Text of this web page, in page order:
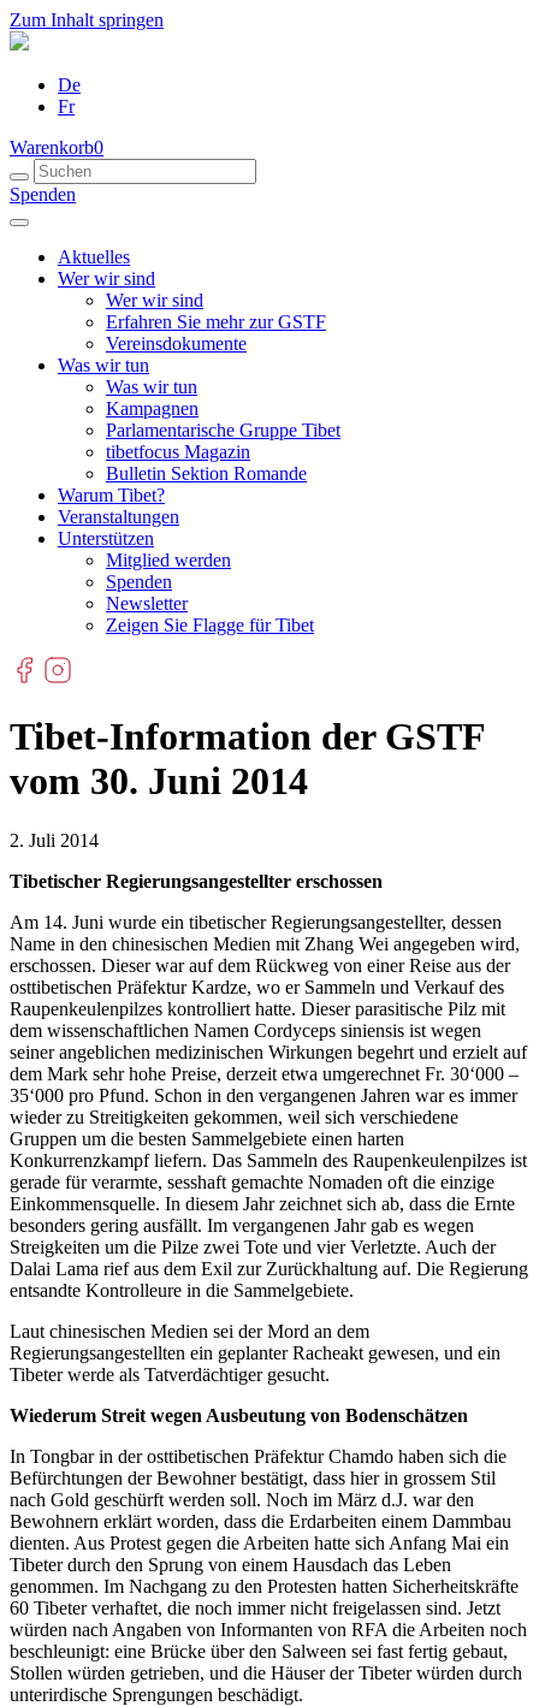
Zum Inhalt springen
De
Fr
Warenkorb0
Spenden
Aktuelles
Wer wir sind
Wer wir sind
Erfahren Sie mehr zur GSTF
Vereinsdokumente
Was wir tun
Was wir tun
Kampagnen
Parlamentarische Gruppe Tibet
tibetfocus Magazin
Bulletin Sektion Romande
Warum Tibet?
Veranstaltungen
Unterstützen
Mitglied werden
Spenden
Newsletter
Zeigen Sie Flagge für Tibet
Tibet-Information der GSTF
vom 30. Juni 2014
2. Juli 2014
Tibetischer Regierungsangestellter erschossen
Am 14. Juni wurde ein tibetischer Regierungsangestellter, dessen
Name in den chinesischen Medien mit Zhang Wei angegeben wird,
erschossen. Dieser war auf dem Rückweg von einer Reise aus der
osttibetischen Präfektur Kardze, wo er Sammeln und Verkauf des
Raupenkeulenpilzes kontrolliert hatte. Dieser parasitische Pilz mit
dem wissenschaftlichen Namen Cordyceps siniensis ist wegen
seiner angeblichen medizinischen Wirkungen begehrt und erzielt auf
dem Mark sehr hohe Preise, derzeit etwa umgerechnet Fr. 30‘000 –
35‘000 pro Pfund. Schon in den vergangenen Jahren war es immer
wieder zu Streitigkeiten gekommen, weil sich verschiedene
Gruppen um die besten Sammelgebiete einen harten
Konkurrenzkampf liefern. Das Sammeln des Raupenkeulenpilzes ist
gerade für verarmte, sesshaft gemachte Nomaden oft die einzige
Einkommensquelle. In diesem Jahr zeichnet sich ab, dass die Ernte
besonders gering ausfällt. Im vergangenen Jahr gab es wegen
Streigkeiten um die Pilze zwei Tote und vier Verletzte. Auch der
Dalai Lama rief aus dem Exil zur Zurückhaltung auf. Die Regierung
entsandte Kontrolleure in die Sammelgebiete.
Laut chinesischen Medien sei der Mord an dem
Regierungsangestellten ein geplanter Racheakt gewesen, und ein
Tibeter werde als Tatverdächtiger gesucht.
Wiederum Streit wegen Ausbeutung von Bodenschätzen
In Tongbar in der osttibetischen Präfektur Chamdo haben sich die
Befürchtungen der Bewohner bestätigt, dass hier in grossem Stil
nach Gold geschürft werden soll. Noch im März d.J. war den
Bewohnern erklärt worden, dass die Erdarbeiten einem Dammbau
dienten. Aus Protest gegen die Arbeiten hatte sich Anfang Mai ein
Tibeter durch den Sprung von einem Hausdach das Leben
genommen. Im Nachgang zu den Protesten hatten Sicherheitskräfte
60 Tibeter verhaftet, die noch immer nicht freigelassen sind. Jetzt
würden nach Angaben von Informanten von RFA die Arbeiten noch
beschleunigt: eine Brücke über den Salween sei fast fertig gebaut,
Stollen würden getrieben, und die Häuser der Tibeter würden durch
unterirdische Sprengungen beschädigt.